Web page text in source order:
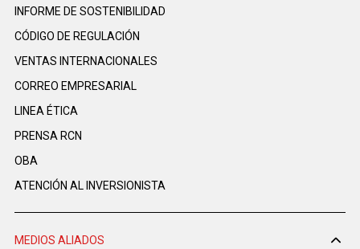
INFORME DE SOSTENIBILIDAD
CÓDIGO DE REGULACIÓN
VENTAS INTERNACIONALES
CORREO EMPRESARIAL
LINEA ÉTICA
PRENSA RCN
OBA
ATENCIÓN AL INVERSIONISTA
MEDIOS ALIADOS